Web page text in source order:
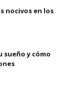
nocivos en los
y cómo